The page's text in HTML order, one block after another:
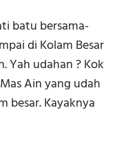
batu bersama-
di Kolam Besar
Yah udahan ? Kok
Ain yang udah
besar. Kayaknya